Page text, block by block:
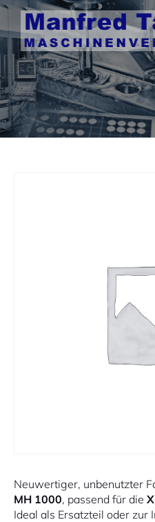
Neuwertiger, unbenutzter
MH 1000, passend für die
Ideal als Ersatzteil oder zur